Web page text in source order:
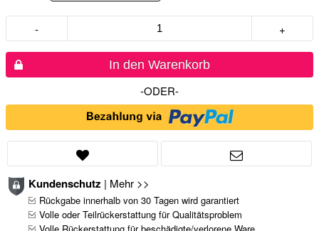
- +
In den Warenkorb
-ODER-
Kundenschutz | Mehr >>
Rückgabe innerhalb von 30 Tagen wird garantiert
Volle oder Teilrückerstattung für Qualitätsproblem
Volle Rückerstattung für beschädigte/verlorene Ware